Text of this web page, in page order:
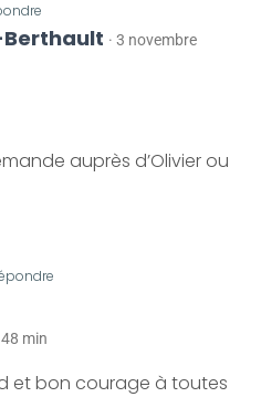
· 3 novembre
auprès d’Olivier ou
min
et bon courage à toutes